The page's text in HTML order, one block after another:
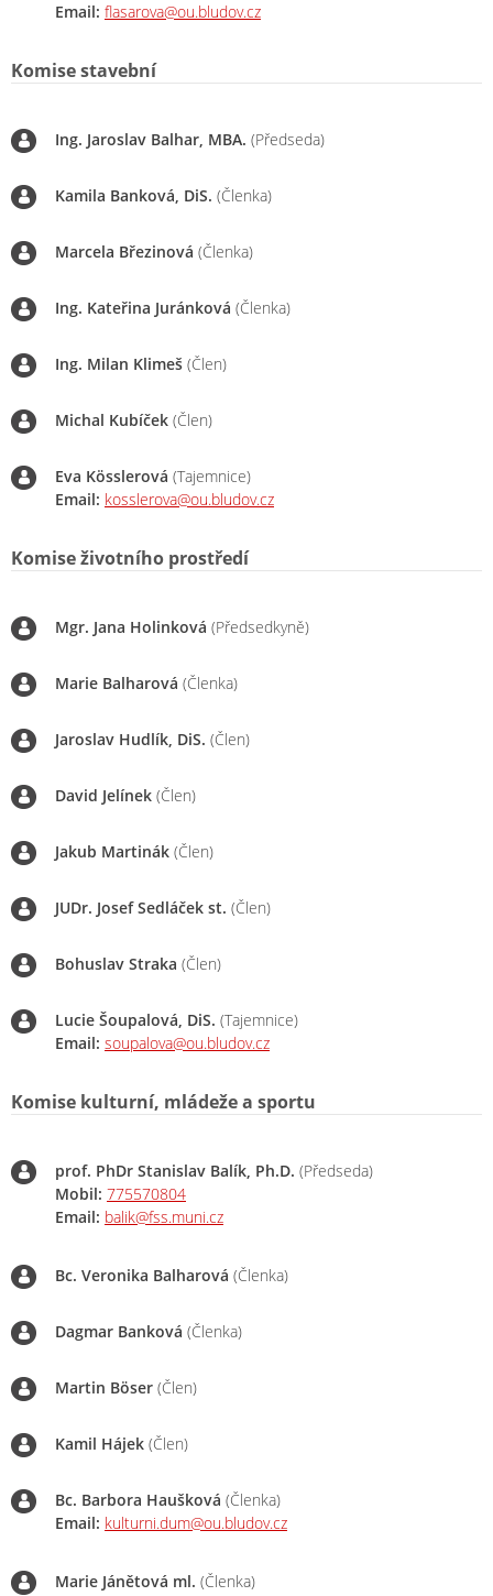
Email: flasarova@ou.bludov.cz
Komise stavební
Ing. Jaroslav Balhar, MBA. (Předseda)
Kamila Banková, DiS. (Členka)
Marcela Březinová (Členka)
Ing. Kateřina Juránková (Členka)
Ing. Milan Klimeš (Člen)
Michal Kubíček (Člen)
Eva Kösslerová (Tajemnice)
Email: kosslerova@ou.bludov.cz
Komise životního prostředí
Mgr. Jana Holinková (Předsedkyně)
Marie Balharová (Členka)
Jaroslav Hudlík, DiS. (Člen)
David Jelínek (Člen)
Jakub Martinák (Člen)
JUDr. Josef Sedláček st. (Člen)
Bohuslav Straka (Člen)
Lucie Šoupalová, DiS. (Tajemnice)
Email: soupalova@ou.bludov.cz
Komise kulturní, mládeže a sportu
prof. PhDr Stanislav Balík, Ph.D. (Předseda)
Mobil: 775570804
Email: balik@fss.muni.cz
Bc. Veronika Balharová (Členka)
Dagmar Banková (Členka)
Martin Böser (Člen)
Kamil Hájek (Člen)
Bc. Barbora Haušková (Členka)
Email: kulturni.dum@ou.bludov.cz
Marie Jánětová ml. (Členka)